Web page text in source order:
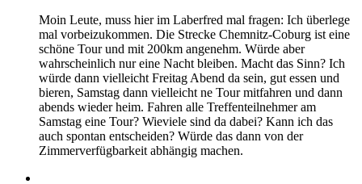
Moin Leute, muss hier im Laberfred mal fragen: Ich überlege
mal vorbeizukommen. Die Strecke Chemnitz-Coburg ist eine
schöne Tour und mit 200km angenehm. Würde aber
wahrscheinlich nur eine Nacht bleiben. Macht das Sinn? Ich
würde dann vielleicht Freitag Abend da sein, gut essen und
bieren, Samstag dann vielleicht ne Tour mitfahren und dann
abends wieder heim. Fahren alle Treffenteilnehmer am
Samstag eine Tour? Wieviele sind da dabei? Kann ich das
auch spontan entscheiden? Würde das dann von der
Zimmerverfügbarkeit abhängig machen.